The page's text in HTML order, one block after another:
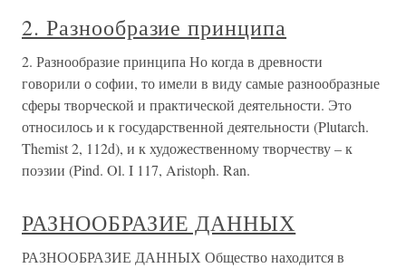
2. Разнообразие принципа
2. Разнообразие принципа Но когда в древности
говорили о софии, то имели в виду самые разнообразные
сферы творческой и практической деятельности. Это
относилось и к государственной деятельности (Plutarch.
Themist 2, 112d), и к художественному творчеству – к
поэзии (Pind. Ol. I 117, Aristoph. Ran.
РАЗНООБРАЗИЕ ДАННЫХ
РАЗНООБРАЗИЕ ДАННЫХ Общество находится в